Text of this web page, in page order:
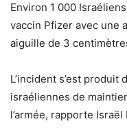
Environ 1 000
vaccin Pfizer avec une
aiguille de 3
L’incident s’est produit
israéliennes de
l’armée, rapporte Israël